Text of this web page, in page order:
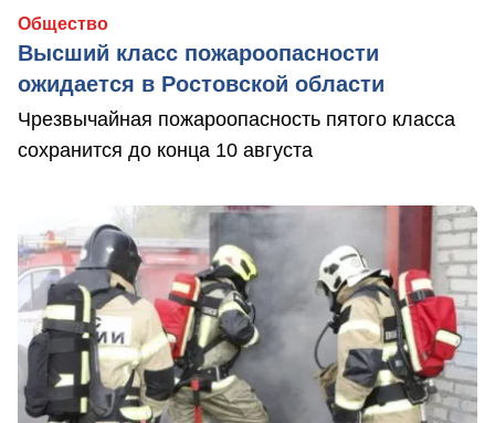
Общество
Высший класс пожароопасности
ожидается в Ростовской области
Чрезвычайная пожароопасность пятого класса
сохранится до конца 10 августа